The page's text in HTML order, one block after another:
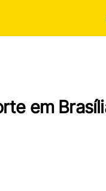
em